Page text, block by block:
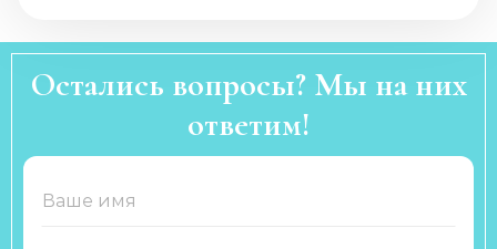
Остались вопросы? Мы на них
ответим!